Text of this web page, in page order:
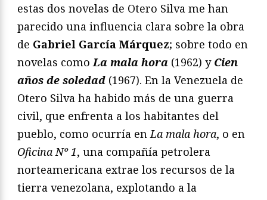
estas dos novelas de Otero Silva me han
parecido una influencia clara sobre la obra
de Gabriel García Márquez; sobre todo en
novelas como La mala hora (1962) y Cien
años de soledad (1967). En la Venezuela de
Otero Silva ha habido más de una guerra
civil, que enfrenta a los habitantes del
pueblo, como ocurría en La mala hora, o en
Oficina Nº 1, una compañía petrolera
norteamericana extrae los recursos de la
tierra venezolana, explotando a la